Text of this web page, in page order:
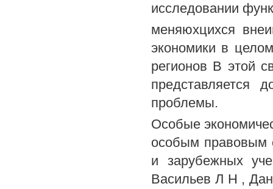
исследовании
меняюхцихся
экономики в
регионов В этой
представляется
проблемы.
Особые
особым правовым
и зарубежных
Васильев Л Н ,